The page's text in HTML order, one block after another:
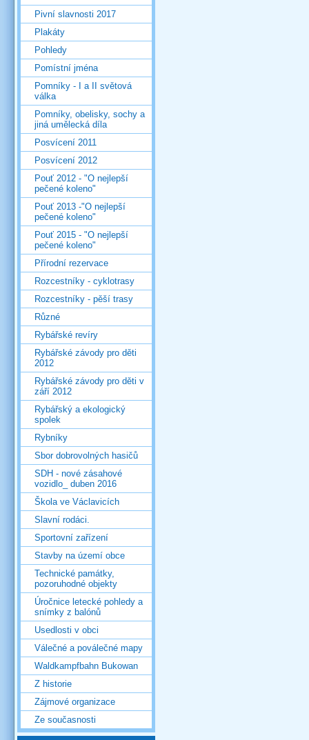
Pivní slavnosti 2017
Plakáty
Pohledy
Pomístní jména
Pomníky - I a II světová
válka
Pomníky, obelisky, sochy a
jiná umělecká díla
Posvícení 2011
Posvícení 2012
Pouť 2012 - "O nejlepší
pečené koleno"
Pouť 2013 -"O nejlepší
pečené koleno"
Pouť 2015 - "O nejlepší
pečené koleno"
Přírodní rezervace
Rozcestníky - cyklotrasy
Rozcestníky - pěší trasy
Různé
Rybářské revíry
Rybářské závody pro děti
2012
Rybářské závody pro děti v
září 2012
Rybářský a ekologický
spolek
Rybníky
Sbor dobrovolných hasičů
SDH - nové zásahové
vozidlo_ duben 2016
Škola ve Václavicích
Slavní rodáci.
Sportovní zařízení
Stavby na území obce
Technické památky,
pozoruhodné objekty
Úročnice letecké pohledy a
snímky z balónů
Usedlosti v obci
Válečné a poválečné mapy
Waldkampfbahn Bukowan
Z historie
Zájmové organizace
Ze současnosti